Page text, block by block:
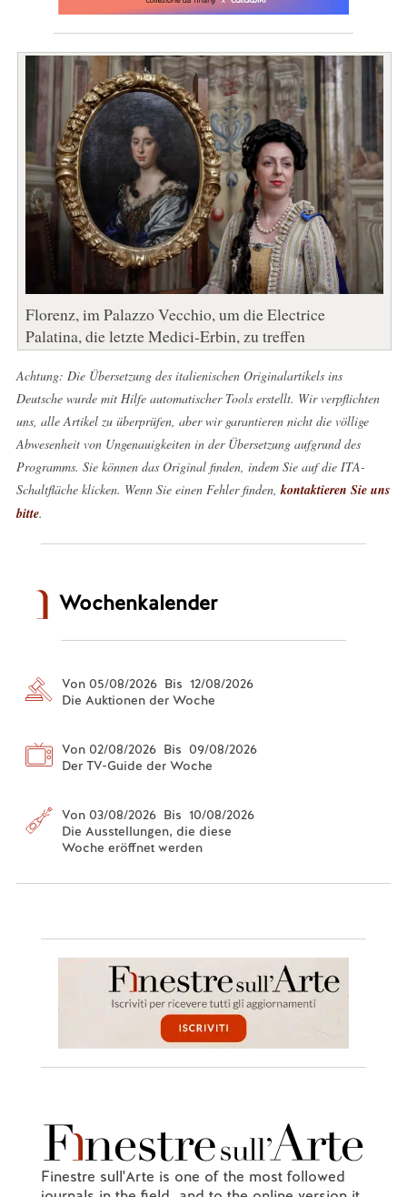
Florenz, im Palazzo Vecchio, um die Electrice
Palatina, die letzte Medici-Erbin, zu treffen
Achtung: Die Übersetzung des italienischen Originalartikels ins
Deutsche wurde mit Hilfe automatischer Tools erstellt. Wir verpflichten
uns, alle Artikel zu überprüfen, aber wir garantieren nicht die völlige
Abwesenheit von Ungenauigkeiten in der Übersetzung aufgrund des
Programms. Sie können das Original finden, indem Sie auf die ITA-
Schaltfläche klicken. Wenn Sie einen Fehler finden, kontaktieren Sie uns
bitte.
Wochenkalender
Von 05/08/2026 Bis 12/08/2026
Die Auktionen der Woche
Von 02/08/2026 Bis 09/08/2026
Der TV-Guide der Woche
Von 03/08/2026 Bis 10/08/2026
Die Ausstellungen, die diese
Woche eröffnet werden
Finestre sull'Arte is one of the most followed